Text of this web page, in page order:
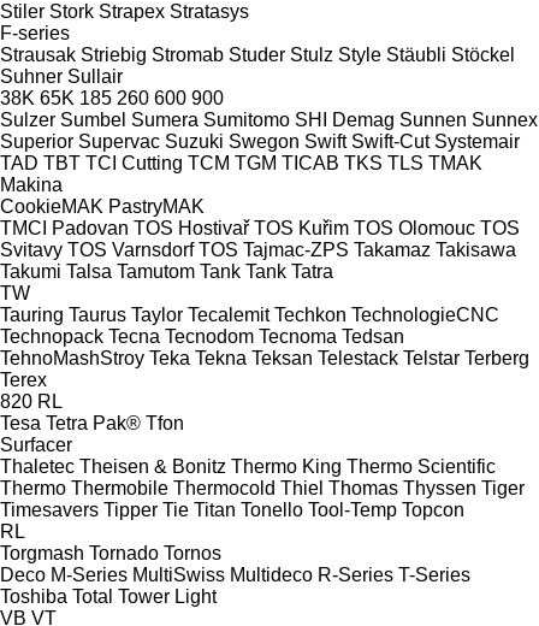
Stiler Stork Strapex Stratasys
F-series
Strausak Striebig Stromab Studer Stulz Style Stäubli Stöckel
Suhner Sullair
38K 65K 185 260 600 900
Sulzer Sumbel Sumera Sumitomo SHI Demag Sunnen Sunnex
Superior Supervac Suzuki Swegon Swift Swift-Cut Systemair
TAD TBT TCI Cutting TCM TGM TICAB TKS TLS TMAK
Makina
CookieMAK PastryMAK
TMCI Padovan TOS Hostivař TOS Kuřim TOS Olomouc TOS
Svitavy TOS Varnsdorf TOS Tajmac-ZPS Takamaz Takisawa
Takumi Talsa Tamutom Tank Tank Tatra
TW
Tauring Taurus Taylor Tecalemit Techkon TechnologieCNC
Technopack Tecna Tecnodom Tecnoma Tedsan
TehnoMashStroy Teka Tekna Teksan Telestack Telstar Terberg
Terex
820 RL
Tesa Tetra Pak® Tfon
Surfacer
Thaletec Theisen & Bonitz Thermo King Thermo Scientific
Thermo Thermobile Thermocold Thiel Thomas Thyssen Tiger
Timesavers Tipper Tie Titan Tonello Tool-Temp Topcon
RL
Torgmash Tornado Tornos
Deco M-Series MultiSwiss Multideco R-Series T-Series
Toshiba Total Tower Light
VB VT